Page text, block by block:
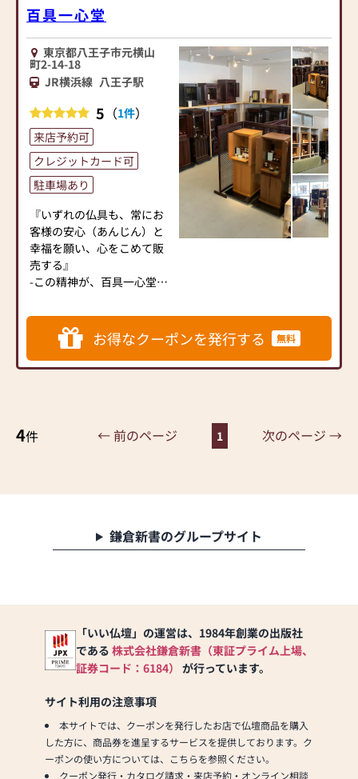
は幅広い品揃えとリーズナ
ブルな価格でお客様をお迎
えしています。
仏壇には様々な種類がござ
います。伝統的な木製の仏
壇やモダンなデザインの仏
壇、またコンパクトなサイ
ズの仏壇など、お客様のご
要望に合わせて選ぶことが
できます。仏壇の素材や彫
刻、仏像の種類も豊富にご
用意しておりますので、心
からご供養いただける仏壇
を見つけていただけます。
さらに、仏具も充実してお
ります。位牌や線香、ろう
そくや花立てなど、お仏壇
お好みやご自宅のお仏壇に
合わせて、お求めいただけ
ます。
を実現しています。お客様
に長くご利用いただけるよ
心してお買い物をお楽しみ
また、スタッフ一同、お客
様のご要望に丁寧にお応え
お客様のご満足度を最優先
に考え、心からのおもてな
しを提供いたします。
客様の大切なご供養に寄り
だきます。ぜひ一度、当店
にお越しください。心地よ
い空間で、お仏壇や仏具を
広い店内にはゆっくりご相
談いただけるお茶席のスペ
ースもご用意しております
ので、ご休憩をしていただ
きながらゆっくりと心ゆく
までお選びいただけます。
高級なお位牌やお仏像を豊
富に取り揃えております。
当店ではコロナ対策として
下記の項目を実施しており
ます。
①消毒液を設置
②従業員は手洗い・うが
④お客様から一定の距離
⑤窓やドアを開けるなど
しての換気
ております。ご理解のほど
宜しくお願い致します。
百具一心堂
東京都八王子市元横山
町2-14-18
JR横浜線 八王子駅
5 （1件）
来店予約可
クレジットカード可
駐車場あり
『いずれの仏具も、常にお
客様の安心（あんじん）と
幸福を願い、心をこめて販
売する』
-この精神が、百具一心堂店
仏壇の普及にも力を入れ、
ひいてはそれが奏功して、
秩序ある社会形成への一助
の、見えないものへの「お
皆様には引き続きご指導く
取扱い品目：仏壇・仏具・
位牌・仏像・寺院用具・神
棚・神具・神社用具・提灯
軸・各宗派正式念珠・香・
ろうそく・経本・家紋用品
の販売、並びに修理。床の
間・仏間の建築・改築。修
繕も承っております。
お得なクーポンを発行する 無料
4件 ← 前のページ 1 次のページ →
鎌倉新書のグループサイト
「いい仏壇」の運営は、1984年創業の出版社
である 株式会社鎌倉新書（東証プライム上場、
証券コード：6184） が行っています。
サイト利用の注意事項
本サイトでは、クーポンを発行したお店で仏壇商品を購入
した方に、商品券を進呈するサービスを提供しております。ク
ーポンの使い方については、こちらを参照ください。
クーポン発行・カタログ請求・来店予約・オンライン相談